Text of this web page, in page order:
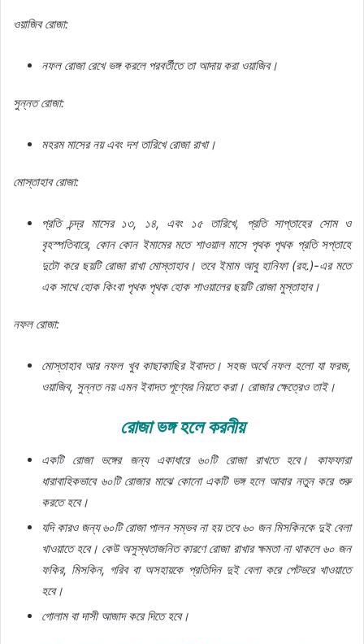
ওয়াজিব রোজা:
নফল রোজা রেখে ভঙ্গ করলে পরবর্তীতে তা আদায় করা ওয়াজিব।
সুন্নত রোজা:
মহরম মাসের নয় এবং দশ তারিখে রোজা রাখা।
মোস্তাহাব রোজা:
প্রতি চন্দ্র মাসের ১৩, ১৪, এবং ১৫ তারিখে, প্রতি সাপ্তাহের সোম ও
বৃহস্পতিবারে, কোন কোন ইমামের মতে শাওয়াল মাসে পৃথক পৃথক প্রতি সপ্তাহে
দুটো করে ছয়টি রোজা রাখা মোস্তাহাব। তবে ইমাম আবু হানিফা (রহ.)-এর মতে
এক সাথে হোক কিংবা পৃথক পৃথক হোক শাওয়ালের ছয়টি রোজা মুস্তাহাব।
নফল রোজা:
মোস্তাহাব আর নফল খুব কাছাকাছির ইবাদত। সহজ অর্থে নফল হলো যা ফরজ,
ওয়াজিব, সুন্নত নয় এমন ইবাদত পূণ্যের নিয়তে করা। রোজার ক্ষেত্রেও তাই।
রোজা ভঙ্গ হলে করনীয়
একটি রোজা ভঙ্গের জন্য একাধারে ৬০টি রোজা রাখতে হবে। কাফফারা
ধারাবাহিকভাবে ৬০টি রোজার মাঝে কোনো একটি ভঙ্গ হলে আবার নতুন করে শুরু
করতে হবে।
যদি কারও জন্য ৬০টি রোজা পালন সম্ভব না হয় তবে ৬০ জন মিসকিনকে দুই বেলা
খাওয়াতে হবে। কেউ অসুস্থতাজনিত কারণে রোজা রাখার ক্ষমতা না থাকলে ৬০ জন
ফকির, মিসকিন, গরিব বা অসহায়কে প্রতিদিন দুই বেলা করে পেটভরে খাওয়াতে
হবে।
গোলাম বা দাসী আজাদ করে দিতে হবে।